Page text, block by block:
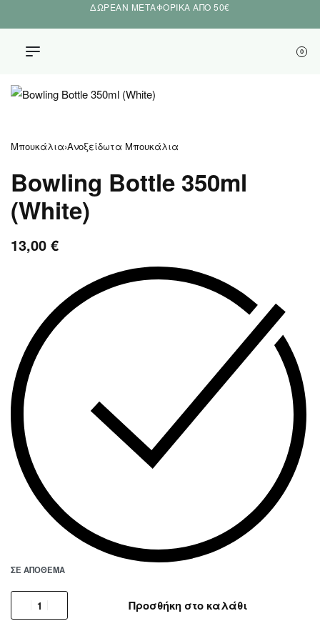
ΔΩΡΕΑΝ ΜΕΤΑΦΟΡΙΚΑ ΑΠΟ 50€
0
Μπουκάλια›Ανοξείδωτα Μπουκάλια
Bowling Bottle 350ml
(White)
13,00 €
ΣΕ ΑΠΌΘΕΜΑ
Προσθήκη στο καλάθι